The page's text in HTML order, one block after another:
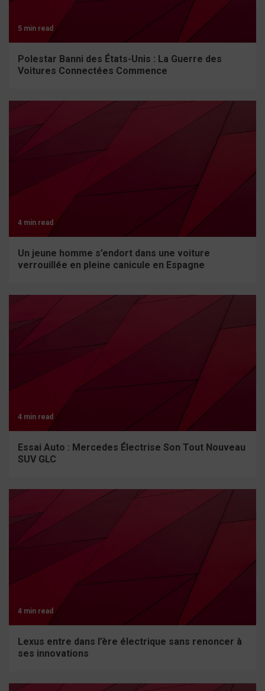
5 min read
Polestar Banni des États-Unis : La Guerre des
Voitures Connectées Commence
4 min read
Un jeune homme s’endort dans une voiture
verrouillée en pleine canicule en Espagne
4 min read
Essai Auto : Mercedes Électrise Son Tout Nouveau
SUV GLC
4 min read
Lexus entre dans l’ère électrique sans renoncer à
ses innovations